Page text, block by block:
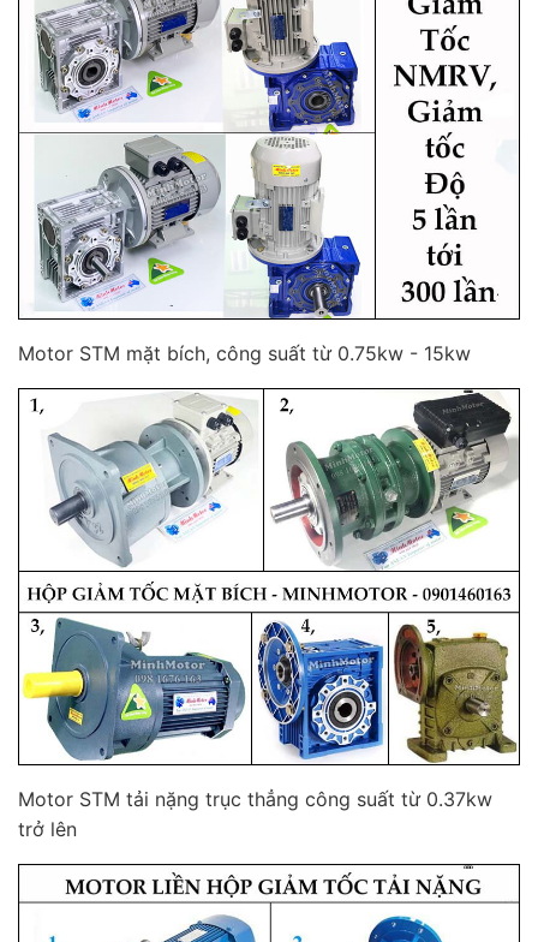
Motor STM mặt bích, công suất từ 0.75kw - 15kw
Motor STM tải nặng trục thẳng công suất từ 0.37kw
trở lên